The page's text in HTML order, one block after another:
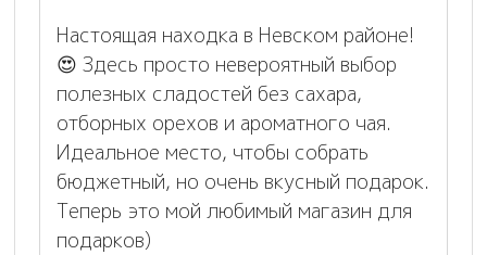
Настоящая находка в Невском районе!
😍 Здесь просто невероятный выбор
полезных сладостей без сахара,
отборных орехов и ароматного чая.
Идеальное место, чтобы собрать
бюджетный, но очень вкусный подарок.
Теперь это мой любимый магазин для
подарков)